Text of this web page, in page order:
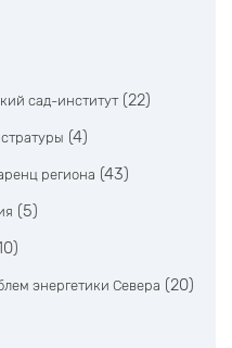
сад-институт (22)
(4)
региона (43)
(5)
энергетики Севера (20)